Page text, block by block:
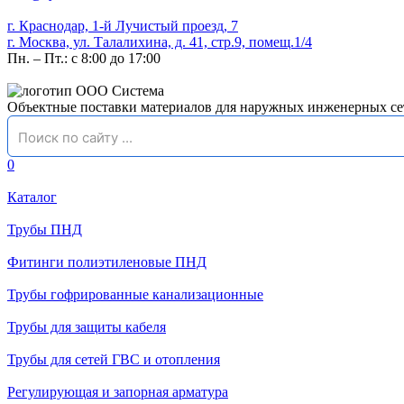
г. Краснодар, 1-й Лучистый проезд, 7
г. Москва, ул. Талалихина, д. 41, стр.9, помещ.1/4
Пн. – Пт.: с 8:00 до 17:00
Объектные поставки материалов для наружных инженерных
0
Каталог
Трубы ПНД
Фитинги полиэтиленовые ПНД
Трубы гофрированные канализационные
Трубы для защиты кабеля
Трубы для сетей ГВС и отопления
Регулирующая и запорная арматура